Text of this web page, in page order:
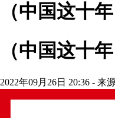
（中国这十
（中国这十
2022年09月26日 20:36 - 来